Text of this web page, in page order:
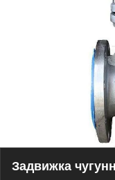
Задвижка